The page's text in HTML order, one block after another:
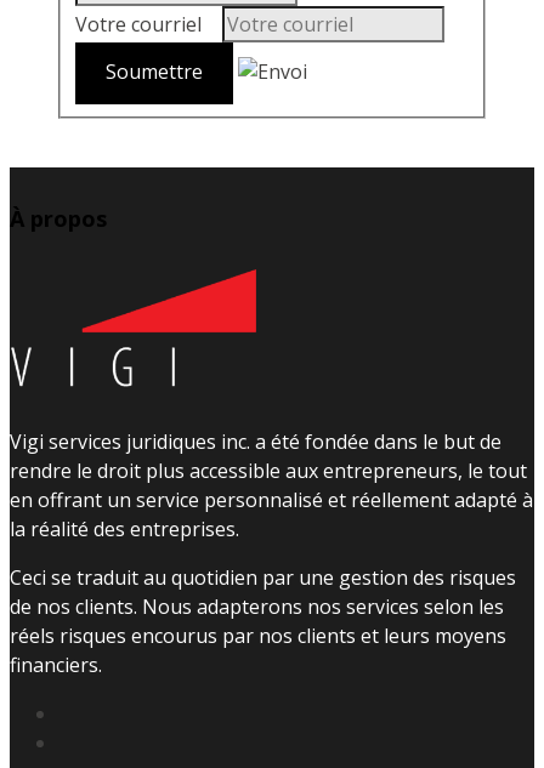
Votre courriel
À propos
Vigi services juridiques inc. a été fondée dans le but de
rendre le droit plus accessible aux entrepreneurs, le tout
en offrant un service personnalisé et réellement adapté à
la réalité des entreprises.
Ceci se traduit au quotidien par une gestion des risques
de nos clients. Nous adapterons nos services selon les
réels risques encourus par nos clients et leurs moyens
financiers.